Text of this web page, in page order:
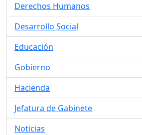
Derechos Humanos
Desarrollo Social
Educación
Gobierno
Hacienda
Jefatura de Gabinete
Noticias